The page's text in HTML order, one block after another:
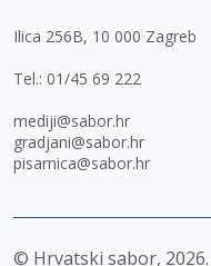
Ilica 256B, 10 000 Zagreb
Tel.: 01/45 69 222
mediji@sabor.hr
gradjani@sabor.hr
pisarnica@sabor.hr
© Hrvatski sabor, 2026